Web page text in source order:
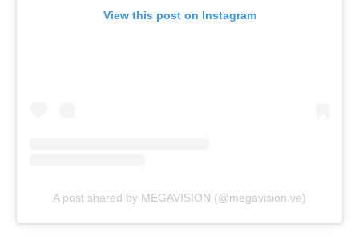
View this post on Instagram
A post shared by MEGAVISION (@megavision.ve)